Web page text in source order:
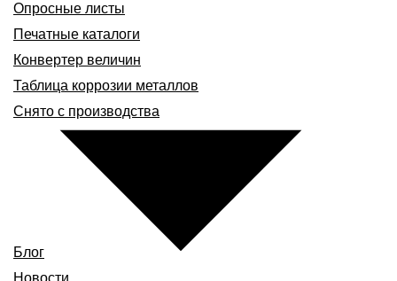
Опросные листы
Печатные каталоги
Конвертер величин
Таблица коррозии металлов
Снято с производства
Блог